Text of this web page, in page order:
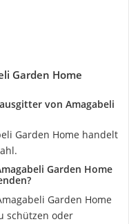
Garden Home
von Amagabeli
Garden Home handelt
Garden Home
Garden Home
schützen oder